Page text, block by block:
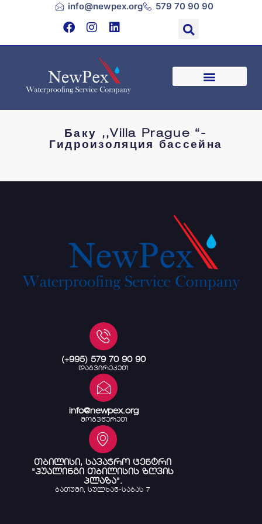
info@newpex.org 579 70 90 90
Баку ,,Villa Prague “-
Гидроизоляция бассейна
(+995) 579 70 90 90
დაგვირეკეთ
info@newpex.org
მოგვწერეთ
თბილისი, სავაჭრო ცენტრი
"ჰუალინგი თბილისის ზღვის
პლაზა".
ბათუმი, სულხან-საბას 7